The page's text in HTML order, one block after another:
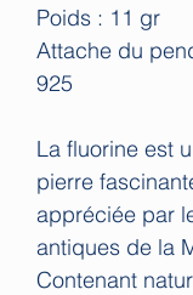
Poids : 11 gr
Attache du
925
La fluorine est
pierre
appréciée par
antiques de la
Contenant